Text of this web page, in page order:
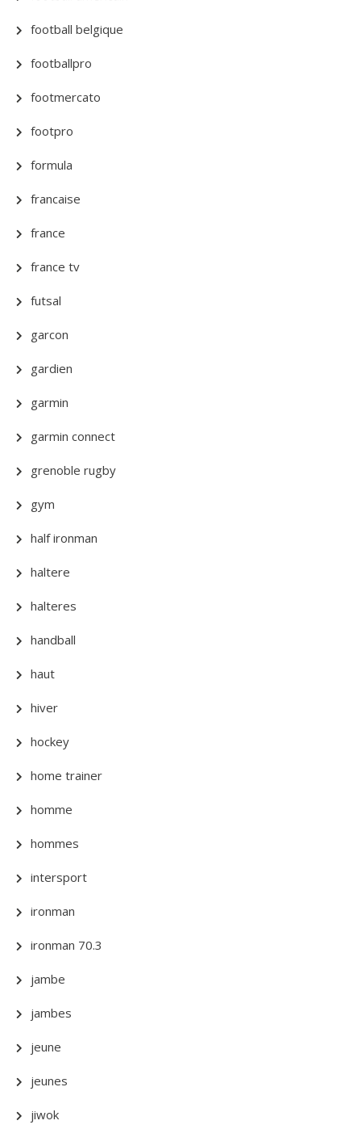
football belgique
footballpro
footmercato
footpro
formula
francaise
france
france tv
futsal
garcon
gardien
garmin
garmin connect
grenoble rugby
gym
half ironman
haltere
halteres
handball
haut
hiver
hockey
home trainer
homme
hommes
intersport
ironman
ironman 70.3
jambe
jambes
jeune
jeunes
jiwok